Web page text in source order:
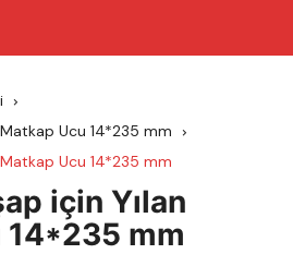
Ucu 14*235 mm
Ucu 14*235 mm
için Yılan
14*235 mm